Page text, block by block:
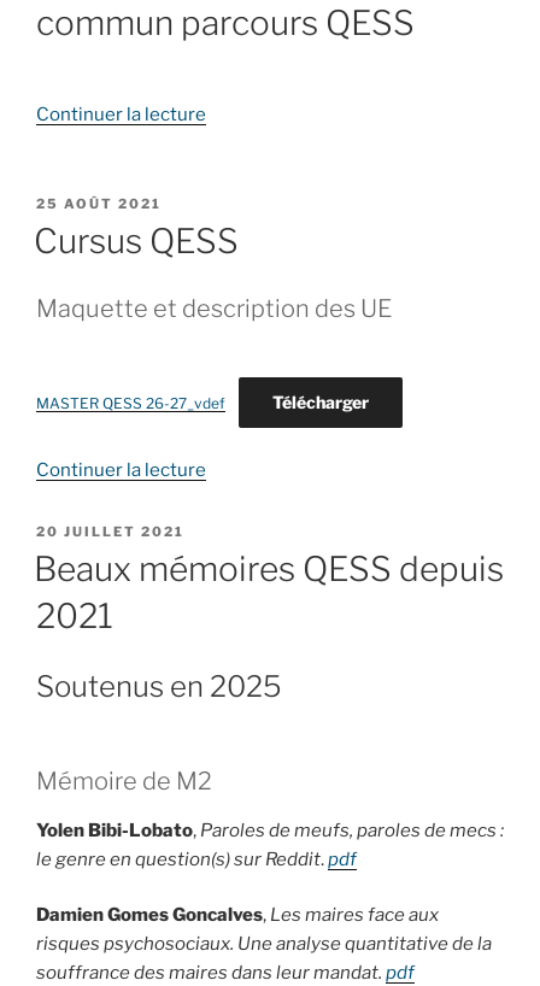
commun parcours QESS
Continuer la lecture
commun
parcours
PUBLIÉ
LE
25 AOÛT 2021
Cursus QESS
Maquette et description des UE
MASTER QESS 26-27_vdef Télécharger
Continuer la lecture
PUBLIÉ
20 JUILLET 2021
Beaux mémoires QESS depuis
2021
Soutenus en 2025
Mémoire de M2
Yolen Bibi-Lobato, Paroles de meufs, paroles de mecs :
le genre en question(s) sur Reddit.pdf
Damien Gomes Goncalves, Les maires face aux
risques psychosociaux. Une analyse quantitative de la
souffrance des maires dans leur mandat. pdf